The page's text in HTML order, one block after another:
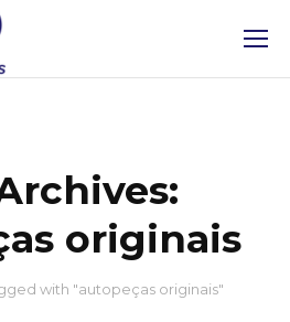
originais
with "autopeças originais"